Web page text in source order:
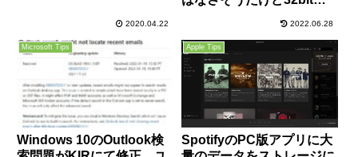
2020.04.22 2022.06.28
Microsoft Tips
Windows 10のOutlook検
Apple Tips
SpotifyのPC版アプリに大